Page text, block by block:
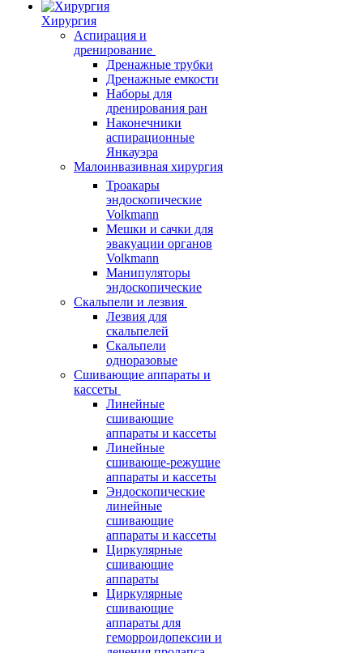
Хирургия
Аспирация и
дренирование
Дренажные трубки
Дренажные емкости
Наборы для
дренирования ран
Наконечники
аспирационные
Янкауэра
Малоинвазивная хирургия
Троакары
эндоскопические
Volkmann
Мешки и сачки для
эвакуации органов
Volkmann
Манипуляторы
эндоскопические
Скальпели и лезвия
Лезвия для
скальпелей
Скальпели
одноразовые
Сшивающие аппараты и
кассеты
Линейные
сшивающие
аппараты и кассеты
Линейные
сшивающе-режущие
аппараты и кассеты
Эндоскопические
линейные
сшивающие
аппараты и кассеты
Циркулярные
сшивающие
аппараты
Циркулярные
сшивающие
аппараты для
геморроидопексии и